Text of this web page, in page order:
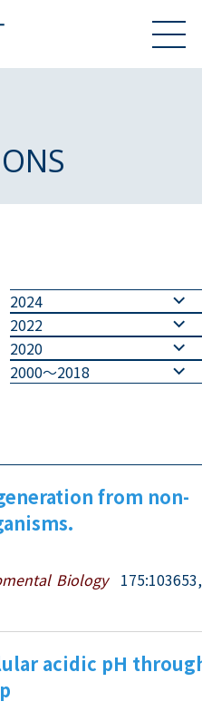
2024
2022
2020
2000～2018
from non-
Biology
175:103653,
acidic pH